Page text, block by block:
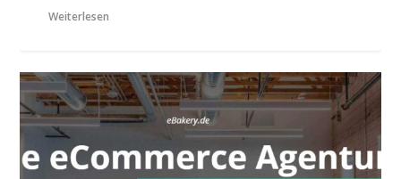
Weiterlesen